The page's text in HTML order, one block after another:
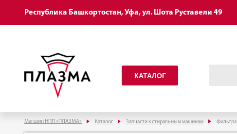
Республика Башкортостан, Уфа, ул. Шота Руставели 49
КАТАЛОГ
Магазин НПП «ПЛАЗМА» Каталог Запчасти к стиральным машинам Фильтра